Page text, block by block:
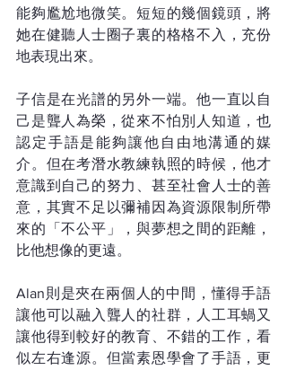
能夠尷尬地微笑。短短的幾個鏡頭，將
她在健聽人士圈子裏的格格不入，充份
地表現出來。
子信是在光譜的另外一端。他一直以自
己是聾人為榮，從來不怕別人知道，也
認定手語是能夠讓他自由地溝通的媒
介。但在考潛水教練執照的時候，他才
意識到自己的努力、甚至社會人士的善
意，其實不足以彌補因為資源限制所帶
來的「不公平」，與夢想之間的距離，
比他想像的更遠。
Alan則是夾在兩個人的中間，懂得手語
讓他可以融入聾人的社群，人工耳蝸又
讓他得到較好的教育、不錯的工作，看
似左右逢源。但當素恩學會了手語，更